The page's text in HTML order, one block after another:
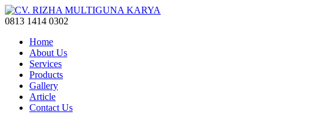
0813 1414 0302
Home
About Us
Services
Products
Gallery
Article
Contact Us